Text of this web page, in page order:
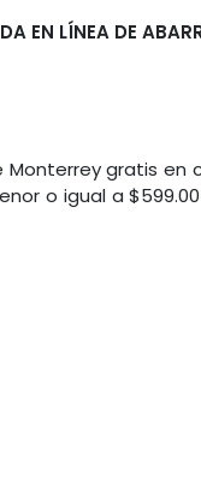
EN LÍNEA DE
gratis
o igual a